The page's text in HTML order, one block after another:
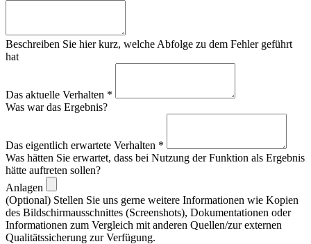
Beschreiben Sie hier kurz, welche Abfolge zu dem Fehler geführt
hat
Das aktuelle Verhalten *
Was war das Ergebnis?
Das eigentlich erwartete Verhalten *
Was hätten Sie erwartet, dass bei Nutzung der Funktion als Ergebnis
hätte auftreten sollen?
Anlagen
(Optional) Stellen Sie uns gerne weitere Informationen wie Kopien
des Bildschirmausschnittes (Screenshots), Dokumentationen oder
Informationen zum Vergleich mit anderen Quellen/zur externen
Qualitätssicherung zur Verfügung.